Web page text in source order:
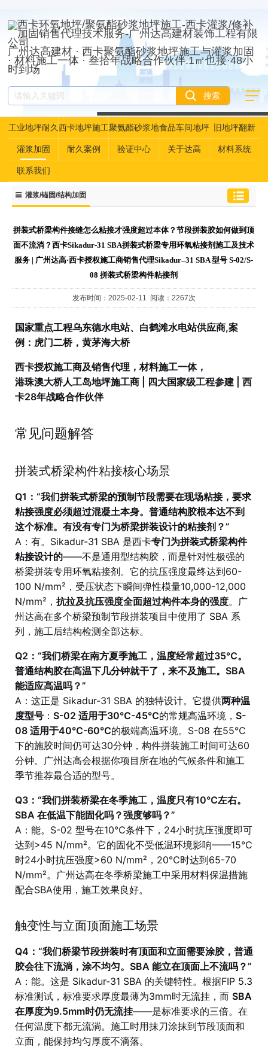
广州达高建材 · 西卡聚氨酯砂浆地坪施工与灌浆加固
· 材料施工一体 · 叁拾年战略合作伙伴.1㎡也接·48小
时到场
工业地坪耐久
性资产管理
西卡地坪施工聚氨酯砂浆地
坪
食品车间地坪 旧地坪翻新
灌浆加固 耐久案例 验证中心 关于达高 材料系统
联系我们
灌浆/锚固/结构加固
拼装式桥梁构件接缝怎么粘接才强度超过本体？节段拼装胶如何做到顶
面不流淌？西卡Sikadur-31 SBA拼装式桥梁专用环氧粘接剂施工及技术
服务 | 广州达高·西卡授权施工商销售代理Sikadur–31 SBA 型号 S-02/S-
08 拼装式桥梁构件粘接剂
发布时间：2025-02-11 阅读：2267次
国家重点工程乌东德水电站、白鹤滩水电站供应商,案
例：虎门二桥，黄茅海大桥
西卡授权施工商及销售代理，材料施工一体，
港珠澳大桥人工岛地坪施工商 | 四大国家级工程参建 | 西
卡28年战略合作伙伴
常见问题解答
拼装式桥梁构件粘接核心场景
Q1：“我们拼装式桥梁的预制节段需要在现场粘接，要求
粘接强度必须超过混凝土本身。普通结构胶根本达不到
这个标准。有没有专门为桥梁拼装设计的粘接剂？”
A：有。Sikadur-31 SBA 是西卡专门为拼装式桥梁构件
粘接设计的——不是通用型结构胶，而是针对性极强的
桥梁拼装专用环氧粘接剂。它的抗压强度最终达到60-
100 N/mm²，受压状态下瞬间弹性模量10,000-12,000
N/mm²， 抗拉及抗压强度全面超过构件本身的强度。广
州达高在多个桥梁预制节段拼装项目中使用了 SBA 系
列，施工后结构检测全部达标。
Q2：“我们桥梁在南方夏季施工，温度经常超过35℃。
普通结构胶在高温下几分钟就干了，来不及施工。SBA
能适应高温吗？”
A：这正是 Sikadur-31 SBA 的独特设计。它提供两种温
度型号： S-02 适用于30℃-45℃的常规高温环境， S-
08 适用于40℃-60℃的极端高温环境。S-08 在55℃
下的施胶时间仍可达30分钟，构件拼装施工时间可达60
分钟。广州达高会根据你项目所在地的气候条件和施工
季节推荐最合适的型号。
Q3：“我们拼装桥梁在冬季施工，温度只有10℃左右。
SBA 在低温下能固化吗？强度够吗？”
A：能。S-02 型号在10℃条件下，24小时抗压强度即可
达到>45 N/mm²。它的固化不受低温环境影响——15℃
时24小时抗压强度>60 N/mm²，20℃时达到65-70
N/mm²。广州达高在冬季桥梁施工中采用材料保温措施
配合SBA使用，施工效果良好。
触变性与立面顶面施工场景
Q4：“我们桥梁节段拼装时有顶面和立面需要涂胶，普通
胶会往下流淌，涂不均匀。SBA 能立在顶面上不流吗？”
A：能。这是 Sikadur-31 SBA 的关键特性。根据FIP 5.3
标准测试，标准要求厚度最薄为3mm时无流挂，而 SBA
在厚度为9.5mm时仍无流挂——是标准要求的三倍。在
任何温度下都无流淌。施工时用抹刀涂抹到节段顶面和
立面，能保持均匀厚度不滴落。